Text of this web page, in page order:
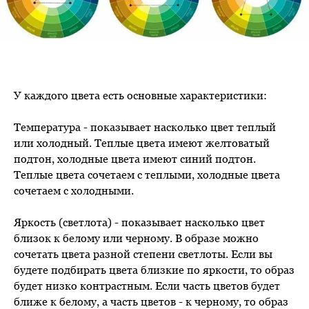
У каждого цвета есть основные характеристики:
Температура - показывает насколько цвет теплый
или холодный. Теплые цвета имеют желтоватый
подтон, холодные цвета имеют синий подтон.
Теплые цвета сочетаем с теплыми, холодные цвета
сочетаем с холодными.
Яркость (светлота) - показывает насколько цвет
близок к белому или черному. В образе можно
сочетать цвета разной степени светлоты. Если вы
будете подбирать цвета близкие по яркости, то образ
будет низко контрастным. Если часть цветов будет
ближе к белому, а часть цветов - к черному, то образ